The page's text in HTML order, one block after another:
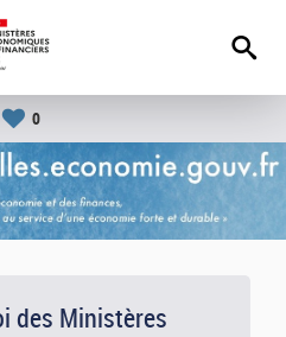
0
des Ministères